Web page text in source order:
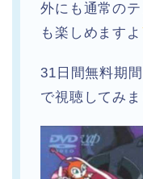
外にも通常の
も楽しめますよ
31日間無料期
で視聴してみま